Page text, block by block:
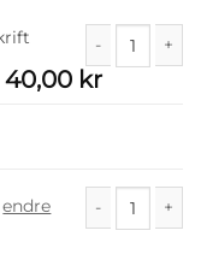
40,00 kr
Mays duk til
endre